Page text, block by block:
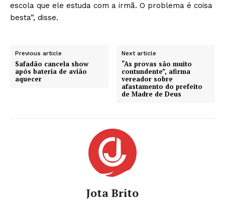
escola que ele estuda com a irmã. O problema é coisa
besta”, disse.
Previous article
Safadão cancela show
após bateria de avião
aquecer
Next article
“As provas são muito
contundente”, afirma
vereador sobre
afastamento do prefeito
de Madre de Deus
Jota Brito